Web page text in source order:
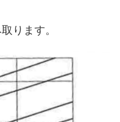
ります。